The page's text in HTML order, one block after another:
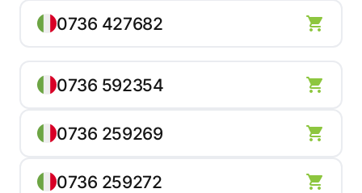
0736 427682
0736 592354
0736 259269
0736 259272